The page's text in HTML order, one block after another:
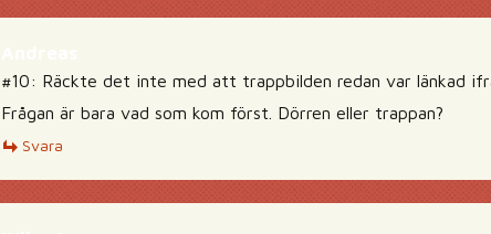
#10: Räckte det inte med att trappbilden redan var länkad
Frågan är bara vad som kom först. Dörren eller trappan?
Svara